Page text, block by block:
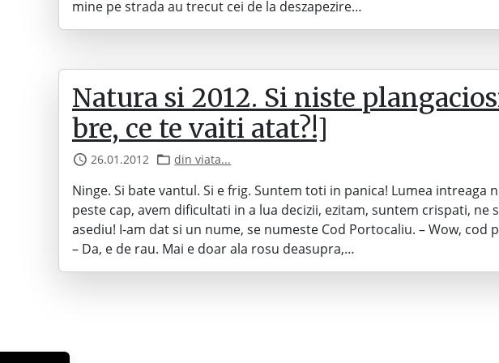
mine pe strada au trecut cei de la deszapezire…
Natura si 2012. Si niste
bre, ce te vaiti atat?!]
26.01.2012 din viata...
Ninge. Si bate vantul. Si e frig. Suntem toti in panica! Lumea intreaga
peste cap, avem dificultati in a lua decizii, ezitam, suntem crispati, ne
asediu! I-am dat si un nume, se numeste Cod Portocaliu. – Wow, cod
– Da, e de rau. Mai e doar ala rosu deasupra,…